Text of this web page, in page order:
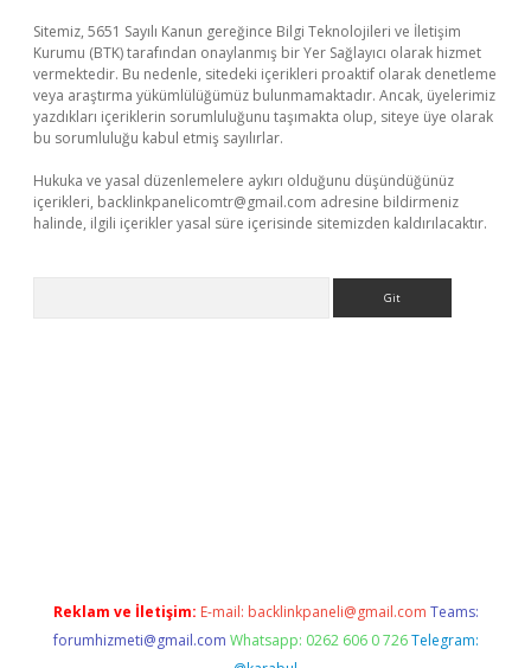
Sitemiz, 5651 Sayılı Kanun gereğince Bilgi Teknolojileri ve İletişim
Kurumu (BTK) tarafından onaylanmış bir Yer Sağlayıcı olarak hizmet
vermektedir. Bu nedenle, sitedeki içerikleri proaktif olarak denetleme
veya araştırma yükümlülüğümüz bulunmamaktadır. Ancak, üyelerimiz
yazdıkları içeriklerin sorumluluğunu taşımakta olup, siteye üye olarak
bu sorumluluğu kabul etmiş sayılırlar.
Hukuka ve yasal düzenlemelere aykırı olduğunu düşündüğünüz
içerikleri, backlinkpanelicomtr@gmail.com adresine bildirmeniz
halinde, ilgili içerikler yasal süre içerisinde sitemizden kaldırılacaktır.
Reklam ve İletişim: E-mail: backlinkpaneli@gmail.com Teams:
forumhizmeti@gmail.com Whatsapp: 0262 606 0 726 Telegram: